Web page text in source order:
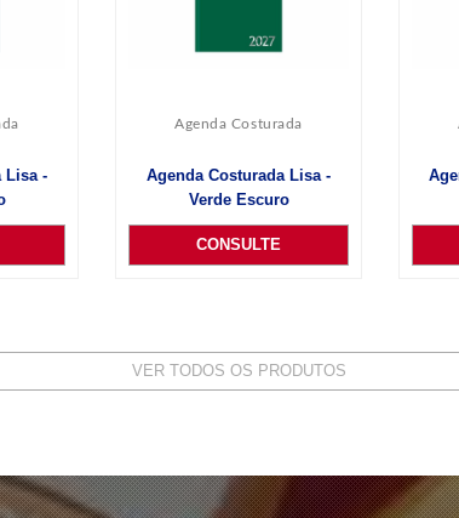
Lisa -
Agenda Costurada
Agenda Costurada Lisa -
Verde Escuro
CONSULTE
VER TODOS OS PRODUTOS